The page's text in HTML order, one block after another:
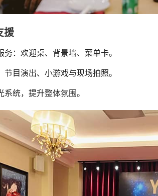
援
：欢迎桌、背景墙、菜单卡。
目演出、小游戏与现场拍照。
统，提升整体氛围。